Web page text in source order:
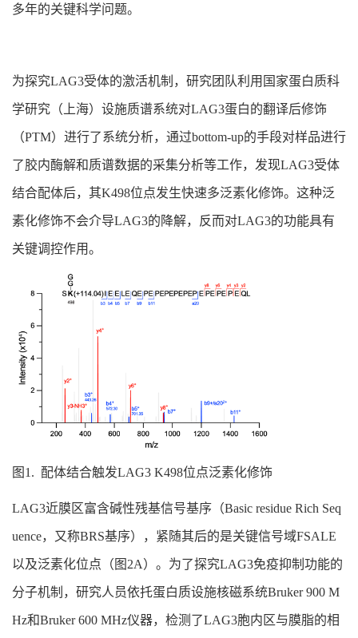
多年的关键科学问题。
为探究LAG3受体的激活机制，研究团队利用国家蛋白质科
学研究（上海）设施质谱系统对LAG3蛋白的翻译后修饰
（PTM）进行了系统分析，通过bottom-up的手段对样品进行
了胶内酶解和质谱数据的采集分析等工作，发现LAG3受体
结合配体后，其K498位点发生快速多泛素化修饰。这种泛
素化修饰不会介导LAG3的降解，反而对LAG3的功能具有
关键调控作用。
图1. 配体结合触发LAG3 K498位点泛素化修饰
LAG3近膜区富含碱性残基信号基序（Basic residue Rich Seq
uence，又称BRS基序），紧随其后的是关键信号域FSALE
以及泛素化位点（图2A）。为了探究LAG3免疫抑制功能的
分子机制，研究人员依托蛋白质设施核磁系统Bruker 900 M
Hz和Bruker 600 MHz仪器，检测了LAG3胞内区与膜脂的相